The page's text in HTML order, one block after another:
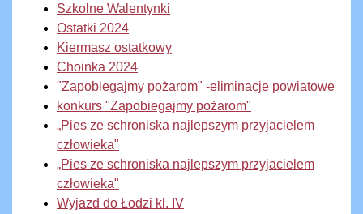
Szkolne Walentynki
Ostatki 2024
Kiermasz ostatkowy
Choinka 2024
"Zapobiegajmy pożarom" -eliminacje powiatowe
konkurs "Zapobiegajmy pożarom"
„Pies ze schroniska najlepszym przyjacielem
człowieka"
„Pies ze schroniska najlepszym przyjacielem
człowieka"
Wyjazd do Łodzi kl. IV